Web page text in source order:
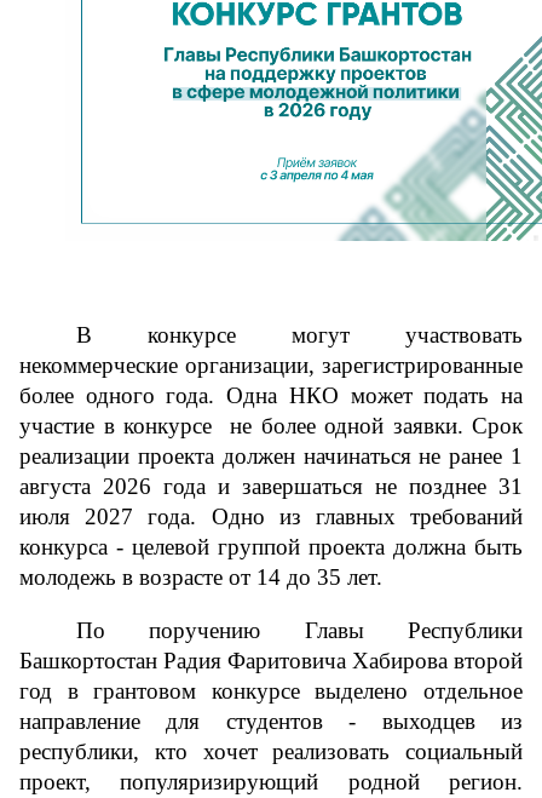
В конкурсе могут участвовать
некоммерческие организации, зарегистрированные
более одного года. Одна НКО может подать на
участие в конкурсе  не более одной заявки. Срок
реализации проекта должен начинаться не ранее 1
августа 2026 года и завершаться не позднее 31
июля 2027 года. Одно из главных требований
конкурса - целевой группой проекта должна быть
молодежь в возрасте от 14 до 35 лет.
По поручению Главы Республики
Башкортостан Радия Фаритовича Хабирова второй
год в грантовом конкурсе выделено отдельное
направление для студентов - выходцев из
республики, кто хочет реализовать социальный
проект, популяризирующий родной регион.